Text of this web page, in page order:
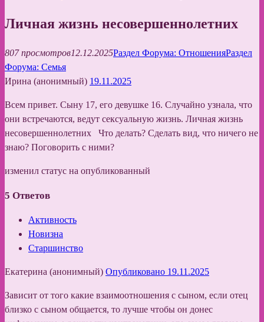
Личная жизнь несовершеннолетних
807 просмотров12.12.2025Раздел Форума: ОтношенияРаздел
Форума: Семья
Ирина (анонимный) 19.11.2025
Всем привет. Сыну 17, его девушке 16. Случайно узнала, что
они встречаются, ведут сексуальную жизнь. Личная жизнь
несовершеннолетних Что делать? Сделать вид, что ничего не
знаю? Поговорить с ними?
изменил статус на опубликованный
5 Ответов
Активность
Новизна
Старшинство
Екатерина (анонимный) Опубликовано 19.11.2025
Зависит от того какие взаимоотношения с сыном, если отец
близко с сыном общается, то лучше чтобы он донес